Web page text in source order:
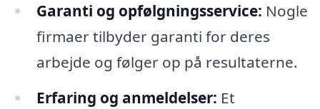
Garanti og opfølgningsservice: Nogle
firmaer tilbyder garanti for deres
arbejde og følger op på resultaterne.
Erfaring og anmeldelser: Et